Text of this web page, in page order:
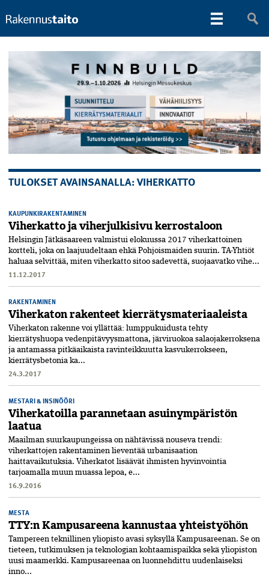
TULOKSET AVAINSANALLA: VIHERKATTO
KAUPUNKIRAKENTAMINEN
Viherkatto ja viherjulkisivu kerrostaloon
Helsingin Jätkäsaareen valmistui elokuussa 2017 viherkattoinen
kortteli, joka on laajuudeltaan ehkä Pohjoismaiden suurin. TA-Yhtiöt
haluaa selvittää, miten viherkatto sitoo sadevettä, suojaavatko vihe...
11.12.2017
RAKENTAMINEN
Viherkaton rakenteet kierrätysmateriaaleista
Viherkaton rakenne voi yllättää: lumppukuidusta tehty
kierrätyshuopa vedenpitävyysmattona, järviruokoa salaojakerroksena
ja antamassa pitkäaikaista ravinteikkuutta kasvukerrokseen,
kierrätysbetonia ka...
24.3.2017
MESTARI & INSINÖÖRI
Viherkatoilla parannetaan asuinympäristön
laatua
Maailman suurkaupungeissa on nähtävissä nouseva trendi:
viherkattojen rakentaminen lieventää urbanisaation
haittavaikutuksia. Viherkatot lisäävät ihmisten hyvinvointia
tarjoamalla muun muassa lepoa, e...
16.9.2016
MESTA
TTY:n Kampusareena kannustaa yhteistyöhön
Tampereen teknillinen yliopisto avasi syksyllä Kampusareenan. Se on
tieteen, tutkimuksen ja teknologian kohtaamispaikka sekä yliopiston
uusi maamerkki. Kampusareenaa on luonnehdittu uudenlaiseksi
inno...